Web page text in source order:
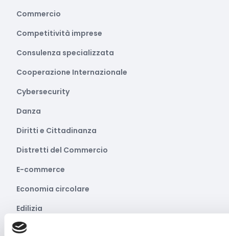
Commercio
Competitività imprese
Consulenza specializzata
Cooperazione Internazionale
Cybersecurity
Danza
Diritti e Cittadinanza
Distretti del Commercio
E-commerce
Economia circolare
Edilizia
Editoria e informazione